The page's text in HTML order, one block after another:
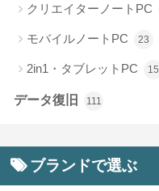
クリエイターノートPC
モバイルノートPC 23
2in1・タブレットPC 15
データ復旧 111
ブランドで選ぶ